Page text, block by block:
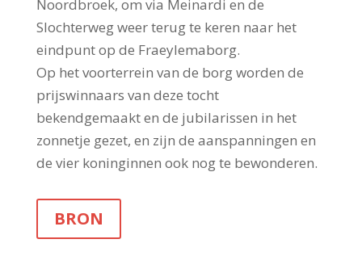
Noordbroek, om via Meinardi en de
Slochterweg weer terug te keren naar het
eindpunt op de Fraeylemaborg.
Op het voorterrein van de borg worden de
prijswinnaars van deze tocht
bekendgemaakt en de jubilarissen in het
zonnetje gezet, en zijn de aanspanningen en
de vier koninginnen ook nog te bewonderen.
BRON